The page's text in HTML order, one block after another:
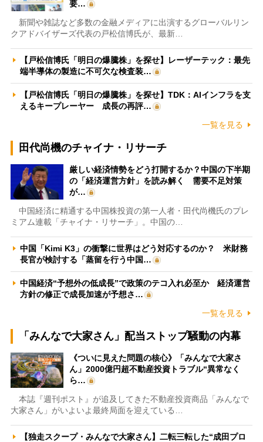
要…
新聞や雑誌など多数の金融メディアに出演するグローバルリン
クアドバイザーズ代表の戸松信博氏が、最新…
【戸松信博氏「明日の爆騰株」を探せ】レーザーテック：最先
端半導体の製造に不可欠な検査装…
【戸松信博氏「明日の爆騰株」を探せ】TDK：AIインフラを支
えるキープレーヤー 成長の再評…
一覧を見る
田代尚機のチャイナ・リサーチ
厳しい経済情勢をどう打開するか？中国の下半期
の「経済運営方針」を読み解く 需要不足対策
が…
中国経済に精通する中国株投資の第一人者・田代尚機氏のプレ
ミアム連載「チャイナ・リサーチ」。中国の…
中国「Kimi K3」の衝撃に世界はどう対応するのか？ 米財務
長官が検討する「蒸留を行う中国…
中国経済“予想外の低成長”で政策のテコ入れ必至か 経済運営
方針の修正で成長加速が予想さ…
一覧を見る
「みんなで大家さん」配当ストップ騒動の内幕
《ついに見えた問題の核心》「みんなで大家さ
ん」2000億円超不動産投資トラブル“異常なく
ら…
本誌『週刊ポスト』が追及してきた不動産投資商品「みんなで
大家さん」がいよいよ最終局面を迎えている…
【独走スクープ・みんなで大家さん】二転三転した“成田プロ